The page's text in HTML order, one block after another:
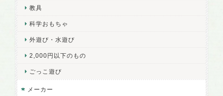
教具
科学おもちゃ
外遊び・水遊び
2,000円以下のもの
ごっこ遊び
メーカー